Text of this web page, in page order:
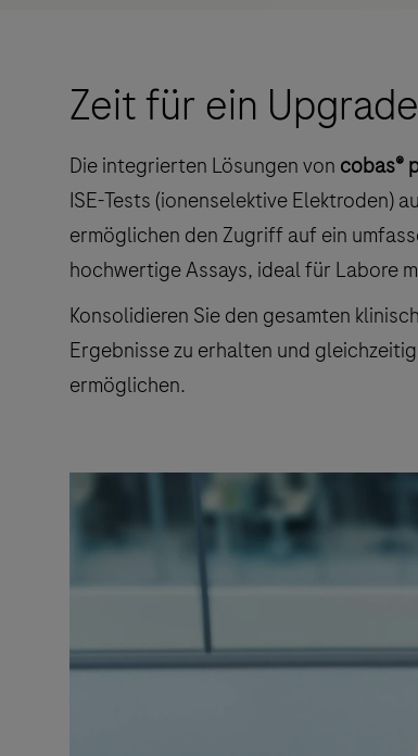
Zeit für ein Upgrade
Die integrierten Lösungen von cobas®
ISE-Tests (ionenselektive Elektroden)
ermöglichen den Zugriff auf ein
hochwertige Assays, ideal für Labore
Konsolidieren Sie den gesamten
Ergebnisse zu erhalten und
ermöglichen.